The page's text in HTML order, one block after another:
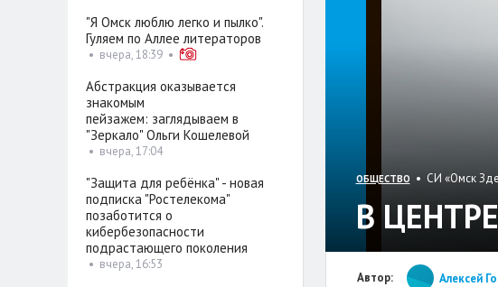
ОБЩЕСТВО • СИ «Омск
В
Автор: Алексей
"Я Омск люблю легко и пылко".
Гуляем по Аллее литераторов
• вчера, 18:39•
Абстракция оказывается
знакомым
пейзажем: заглядываем в
"Зеркало" Ольги Кошелевой
• вчера, 17:04
"Защита для ребёнка" - новая
подписка "Ростелекома"
позаботится о
кибербезопасности
подрастающего поколения
• вчера, 16:53